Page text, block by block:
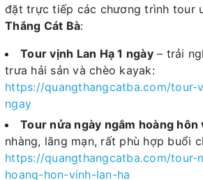
đặt trực tiếp các chương trình tour
Thắng Cát Bà:
Tour vịnh Lan Hạ 1 ngày– trải
trưa hải sản và chèo kayak:
https://quangthangcatba.com/tour-
ngay
Tour nửa ngày ngắm hoàng hôn
nhàng, lãng mạn, rất phù hợp buổi
https://quangthangcatba.com/tour-
hoang-hon-vinh-lan-ha